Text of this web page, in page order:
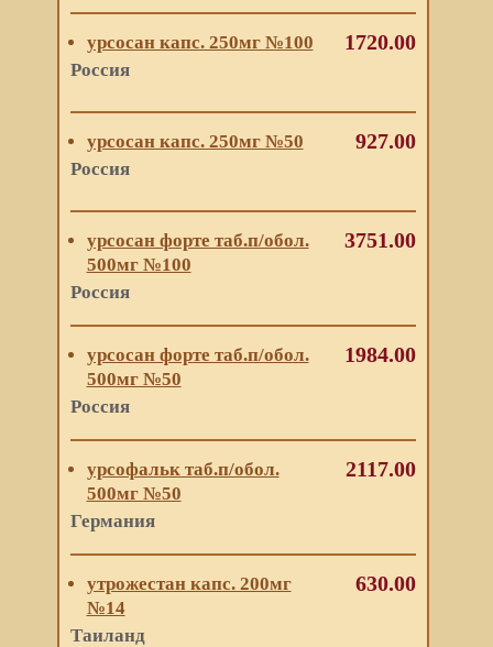
урсосан капс. 250мг №100
Россия
1720.00
урсосан капс. 250мг №50
Россия
927.00
урсосан форте таб.п/обол.
500мг №100
Россия
3751.00
урсосан форте таб.п/обол.
500мг №50
Россия
1984.00
урсофальк таб.п/обол.
500мг №50
Германия
2117.00
утрожестан капс. 200мг
№14
Таиланд
630.00